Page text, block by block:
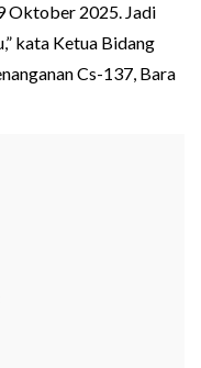
Oktober 2025. Jadi
kata Ketua Bidang
Cs-137, Bara